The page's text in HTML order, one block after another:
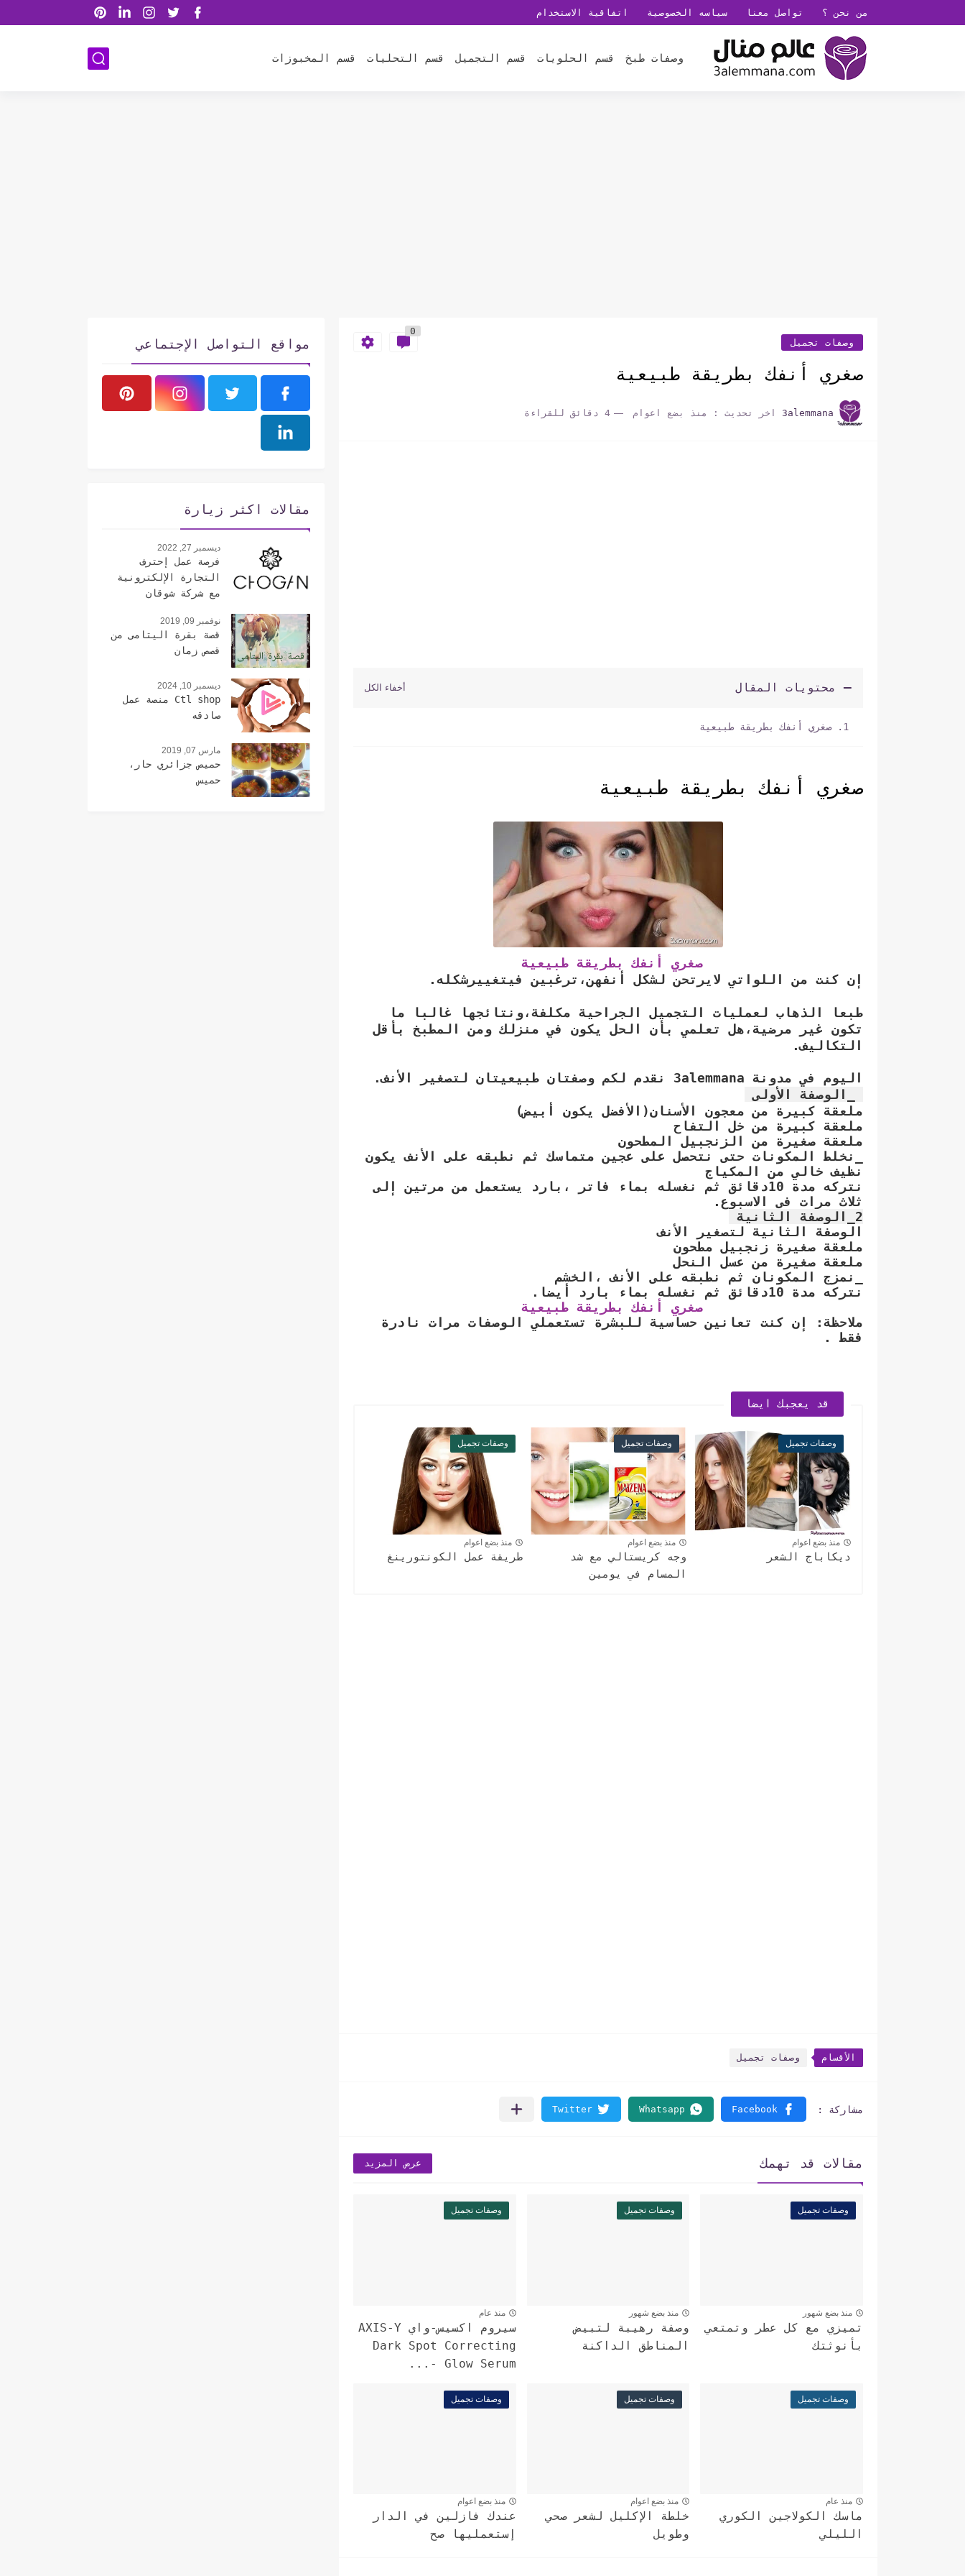
من نحن ؟ تواصل معنا سياسه الخصوصية اتفاقية الاستخدام
وصفات طبخ قسم الحلويات قسم التجميل قسم التحليات قسم المخبوزات
وصفات تجميل
0
صغري أنفك بطريقة طبيعية
3alemmana اخر تحديث : منذ بضع اعوام 4 دقائق للقراءة
محتويات المقال
صغري أنفك بطريقة طبيعية
صغري أنفك بطريقة طبيعية
صغري أنفك بطريقة طبيعية
إن كنت من اللواتي لايرتحن لشكل أنفهن،ترغبين فيتغييرشكله.
طبعا الذهاب لعمليات التجميل الجراحية مكلفة،ونتائجها غالبا ما
تكون غير مرضية،هل تعلمي بأن الحل يكون في منزلك ومن المطبخ بأقل
التكاليف.
اليوم في مدونة 3alemmana نقدم لكم وصفتان طبيعيتان لتصغير الأنف.
ملعقة كبيرة من معجون الأسنان(الأفضل يكون أبيض)
ملعقة كبيرة من خل التفاح
ملعقة صغيرة من الزنجبيل المطحون
_نخلط المكونات حتى نتحصل على عجين متماسك ثم نطبقه على الأنف يكون
نظيف خالي من المكياج
نتركه مدة 10دقائق ثم نغسله بماء فاتر ،بارد يستعمل من مرتين إلى
ثلاث مرات في الاسبوع.
2_الوصفة الثانية
الوصفة الثانية لتصغير الأنف
ملعقة صغيرة زنجبيل مطحون
ملعقة صغيرة من عسل النحل
_نمزج المكونان ثم نطبقه على الأنف ،الخشم
نتركه مدة 10دقائق ثم نغسله بماء بارد أيضا.
صغري أنفك بطريقة طبيعية
ملاحظة: إن كنت تعانين حساسية للبشرة تستعملي الوصفات مرات نادرة
فقط .
قد يعجبك ايضا
وصفات تجميل
منذ بضع اعوام
ديكاباج الشعر
وصفات تجميل
منذ بضع اعوام
وجه كريستالي مع شد
المسام في يومين
وصفات تجميل
منذ بضع اعوام
طريقة عمل الكونتورينغ
الأقسام وصفات تجميل
مقالات قد تهمك عرض المزيد
وصفات تجميل
منذ بضع شهور
تميزي مع كل عطر وتمتعي
بأنوثتك
وصفات تجميل
منذ بضع شهور
وصفة رهيبة لتبيض
المناطق الداكنة
وصفات تجميل
منذ عام
سيروم اكسيس-واي AXIS-Y
Dark Spot Correcting
Glow Serum -...
وصفات تجميل
منذ عام
ماسك الكولاجين الكوري
الليلي
وصفات تجميل
منذ بضع اعوام
خلطة الإكليل لشعر صحي
وطويل
وصفات تجميل
منذ بضع اعوام
عندك فازلين في الدار
إستعمليها صح
مواقع التواصل الإجتماعي
مقالات اكثر زيارة
ديسمبر 27, 2022
فرصة عمل إحترف
التجارة الإلكترونية
مع شركة شوقان
نوفمبر 09, 2019
قصة بقرة اليتامى من
قصص زمان
ديسمبر 10, 2024
Ctl shop منصة عمل
صادقه
مارس 07, 2019
حميص جزائري حار،
حميس